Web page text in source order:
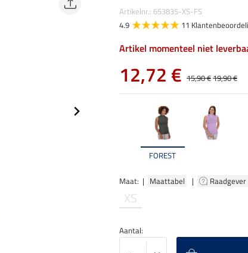
FOREST
Maat: | Maattabel | Raadgever
XS
Artikelnr.: 653835-XS-FS
4.9
11
Artikel momenteel niet
12,72 € 15,90 €19,90 €
Aantal: